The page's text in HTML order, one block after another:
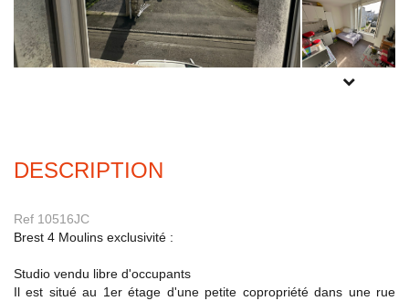
02 98 44 56 58
02 98 80 49 38
Syndic
Mon compte
POUR PLUS
DESCRIPTION
Ref 10516JC
Brest 4 Moulins exclusivité :
Studio vendu libre d'occupants
Il est situé au 1er étage d'une petite copropriété dans une rue